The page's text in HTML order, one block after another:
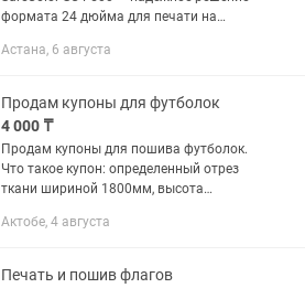
формата 24 дюйма для печати на
имеет низкую стоимость и компактные
Астана, 6 августа
Продам купоны для футболок
4 000 ₸
Продам купоны для пошива футболок.
Что такое купон: определенный отрез
ткани шириной 1800мм, высота
изображением (это не наклейка).
там...
Актобе, 4 августа
Печать и пошив флагов